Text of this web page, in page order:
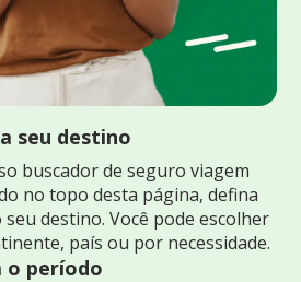
seu destino
buscador de seguro viagem
no topo desta página, defina
seu destino. Você pode escolher
país ou por necessidade.
o período